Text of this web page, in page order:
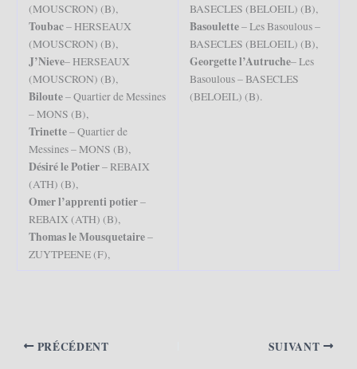
(MOUSCRON) (B),
Toubac– HERSEAUX
(MOUSCRON) (B),
J’Nieve– HERSEAUX
(MOUSCRON) (B),
Biloute– Quartier de Messines
– MONS (B),
Trinette– Quartier de
Messines – MONS (B),
Désiré le Potier– REBAIX
(ATH) (B),
Omer l’apprenti potier–
REBAIX (ATH) (B),
Thomas le Mousquetaire–
ZUYTPEENE (F),
BASECLES (BELOEIL) (B),
Basoulette– Les Basoulous –
BASECLES (BELOEIL) (B),
Georgette l’Autruche– Les
Basoulous – BASECLES
(BELOEIL) (B).
PRÉCÉDENT SUIVANT